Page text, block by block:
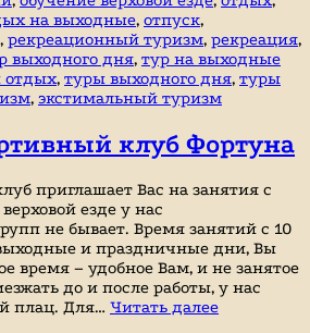
на выходные, отпуск,
, рекреационный туризм, рекреация,
выходного дня, тур на выходные
отдых, туры выходного дня, туры
, экстимальный туризм
клуб Фортуна
приглашает Вас на занятия с
езде у нас
не бывает. Время занятий с 10
и праздничные дни, Вы
время – удобное Вам, и не занятое
до и после работы, у нас
плац. Для… Читать далееКонного-